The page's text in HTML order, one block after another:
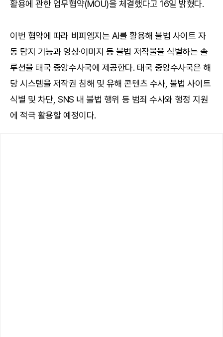
활용에 관한 업무협약(MOU)을 체결했다고 16일 밝혔다.
이번 협약에 따라 비피엠지는 AI를 활용해 불법 사이트 자
동 탐지 기능과 영상·이미지 등 불법 저작물을 식별하는 솔
루션을 태국 중앙수사국에 제공한다. 태국 중앙수사국은 해
당 시스템을 저작권 침해 및 유해 콘텐츠 수사, 불법 사이트
식별 및 차단, SNS 내 불법 행위 등 범죄 수사와 행정 지원
에 적극 활용할 예정이다.